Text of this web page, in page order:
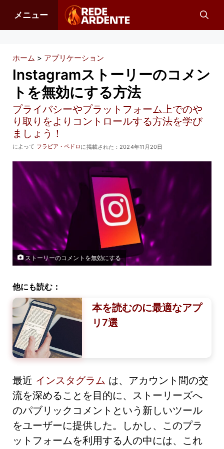
メニュー
ホーム > アプリケーション
Instagramストーリーのコメン
トを無効にする方法
プライバシーやプラットフォーム上でのや
り取りをよりコントロールする方法を学び
ましょう！
に掲載された： 2024年11月20日
によって フラビア・ペドロ
ストーリーのコメントを無効にする
他にも読む：
本を読むのに最適なアプ
リ7選
最近 インスタグラム は、アカウント間の交
流を深めることを目的に、ストーリーズへ
のパブリックコメントという新しいツール
をユーザーに提供した。しかし、このプラ
ットフォームを利用する人の中には、これ